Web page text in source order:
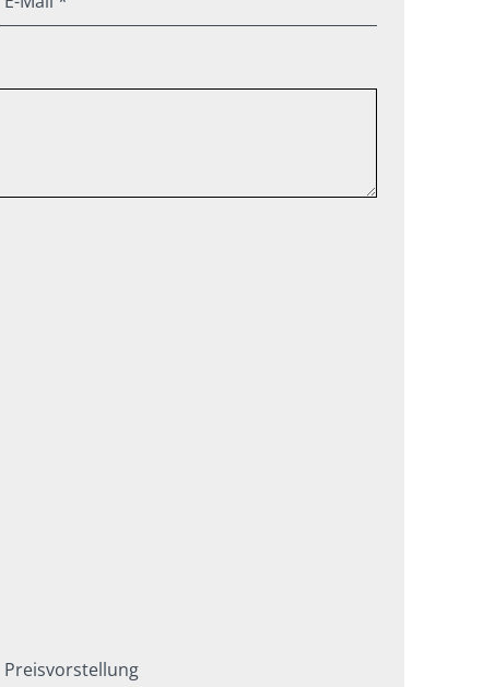
Preisvorstellung